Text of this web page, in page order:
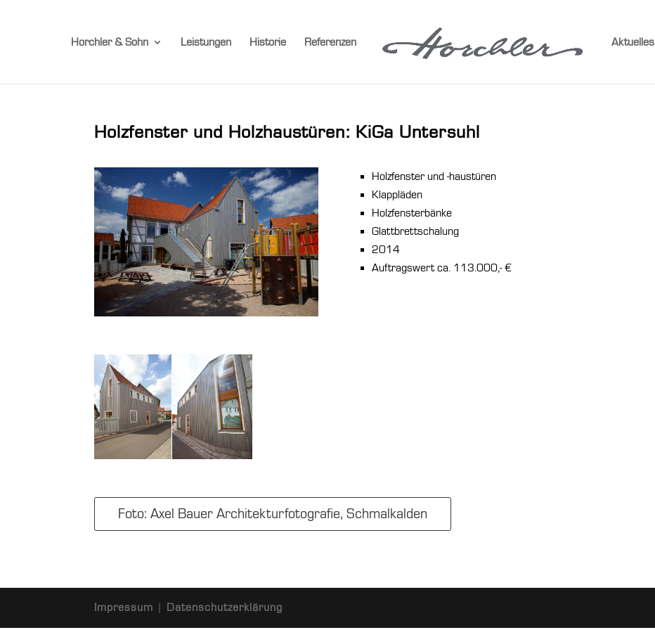
Horchler & Sohn Leistungen Historie Referenzen Aktuelles
Holzfenster und Holzhaustüren: KiGa Untersuhl
Holzfenster und -haustüren
Klappläden
Holzfensterbänke
Glattbrettschalung
2014
Auftragswert ca. 113.000,- €
Foto: Axel Bauer Architekturfotografie, Schmalkalden
Impressum | Datenschutzerklärung